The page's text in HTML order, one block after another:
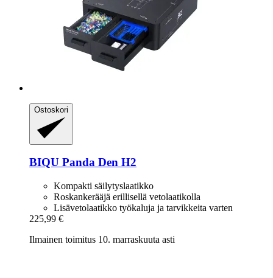
Ostoskori
BIQU Panda Den H2
Kompakti säilytyslaatikko
Roskankerääjä erillisellä vetolaatikolla
Lisävetolaatikko työkaluja ja tarvikkeita varten
225,99 €
Ilmainen toimitus 10. marraskuuta asti